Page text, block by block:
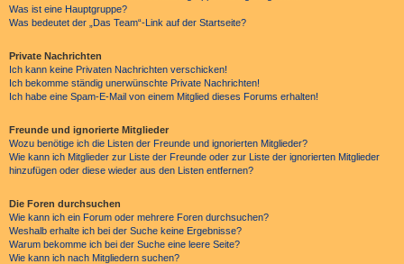
Was ist eine Hauptgruppe?
Was bedeutet der „Das Team“-Link auf der Startseite?
Private Nachrichten
Ich kann keine Privaten Nachrichten verschicken!
Ich bekomme ständig unerwünschte Private Nachrichten!
Ich habe eine Spam-E-Mail von einem Mitglied dieses Forums erhalten!
Freunde und ignorierte Mitglieder
Wozu benötige ich die Listen der Freunde und ignorierten Mitglieder?
Wie kann ich Mitglieder zur Liste der Freunde oder zur Liste der ignorierten Mitglieder
hinzufügen oder diese wieder aus den Listen entfernen?
Die Foren durchsuchen
Wie kann ich ein Forum oder mehrere Foren durchsuchen?
Weshalb erhalte ich bei der Suche keine Ergebnisse?
Warum bekomme ich bei der Suche eine leere Seite?
Wie kann ich nach Mitgliedern suchen?